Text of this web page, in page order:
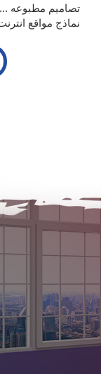
تصاميم مطبوعه ...
نماذج مواقع